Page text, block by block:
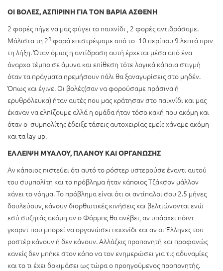
ΟΙ ΒΟΛΕΣ, ΑΣΠΙΡΙΝΗ ΓΙΑ ΤΟΝ ΒΑΡΙΑ ΑΣΘΕΝΗ
2 φορές πήγε να μας φύγει το παιχνίδι , 2 φορές αντιδράσαμε.
Μάλιστα τη 2ηφορά επιστρέψαμε από το -10 περίπου 9 λεπτά πριν
τη λήξη. Όταν όμως η αντίδραση αυτή έρχεται μέσα από ένα
άναρχο τέμπο σε άμυνα και επίθεση τότε λογικά κάποια στιγμή
όταν τα πράγματα ηρεμήσουν πάλι θα ξαναγυρίσεις στο μηδέν.
Όπως και έγινε. Οι βολές(σαν να φορούσαμε πράσινα ή
ερυθρόλευκα) ήταν αυτές που μας κράτησαν στο παιχνίδι και μας
έκαναν να ελπίζουμε αλλά η ομάδα ήταν τόσο κακή που ακόμη και
όταν ο συμπολίτης έδειξε τάσεις αυτοχειρίας εμείς χάναμε ακόμη
και τα lay up.
ΕΛΛΕΙΨΗ ΜΥΑΛΟΥ, ΠΛΑΝΟΥ ΚΑΙ ΟΡΓΑΝΩΣΗΣ
Αν κάποιος πιστεύει ότι αυτό το ρόστερ υστερούσε έναντι αυτού
του συμπολίτη και το πρόβλημα ήταν κάποιος Τζάκσον μάλλον
χάνει το νόημα. Το πρόβλημα είναι ότι οι αντίπαλοι σου 2.5 μήνες
δουλεύουν, κάνουν διορθωτικές κινήσεις και βελτιώνονται ενώ
εσύ συζητάς ακόμη αν ο Φόρμπς θα ανέβει, αν υπάρχει πόιντ
γκαρντ που μπορεί να οργανώσει παιχνίδι και αν οι Έλληνες του
ροστέρ κάνουν ή δεν κάνουν. Αλλάζεις προπονητή και προφανώς
κανείς δεν μπήκε στον κόπο να τον ενημερώσει για τις αδυναμίες
και το τι έχει δοκιμάσει ως τώρα ο προηγούμενος προπονητής.